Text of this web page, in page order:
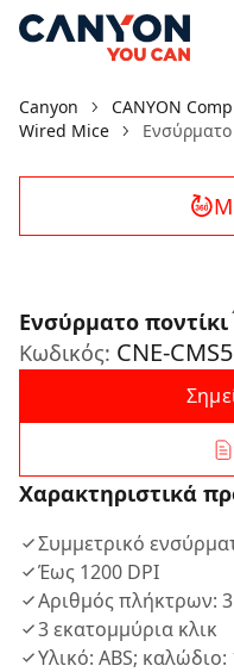
Canyon CANYON
Wired Mice
Ενσύρματο
Ενσύρματο ποντίκι
Κωδικός: CNE-
Χαρακτηριστικά
Συμμετρικό
Έως 1200 DPI
Αριθμός πλήκτρων: 3
3 εκατομμύρια κλικ
Υλικό: ABS; καλώδιο: